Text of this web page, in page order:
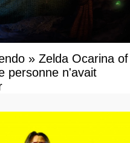
» Zelda Ocarina of
personne n'avait